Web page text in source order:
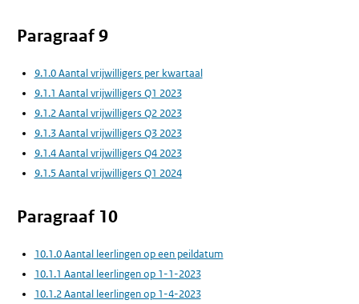
Paragraaf 9
9.1.0 Aantal vrijwilligers per kwartaal
9.1.1 Aantal vrijwilligers Q1 2023
9.1.2 Aantal vrijwilligers Q2 2023
9.1.3 Aantal vrijwilligers Q3 2023
9.1.4 Aantal vrijwilligers Q4 2023
9.1.5 Aantal vrijwilligers Q1 2024
Paragraaf 10
10.1.0 Aantal leerlingen op een peildatum
10.1.1 Aantal leerlingen op 1-1-2023
10.1.2 Aantal leerlingen op 1-4-2023